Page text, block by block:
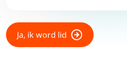
Ja, ik word lid